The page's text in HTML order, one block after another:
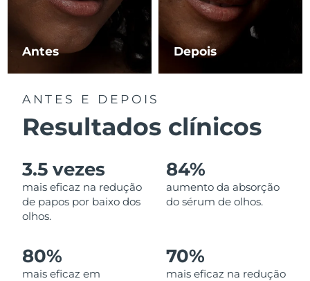
Antes Depois
ANTES E DEPOIS
Resultados clínicos
3.5 vezes
mais eficaz na redução
de papos por baixo dos
olhos.
84%
aumento da absorção
do sérum de olhos.
80%
mais eficaz em
70%
mais eficaz na redução
Luxemburgo Entrega prevista09/08/2026
Macau, RAE da
China
Entrega prevista
Malásia
Malta Entrega prevista09/08/2026
México
Mônaco Entrega prevista10/08/2026
Países Baixos
Nova Zelândia Entrega prevista